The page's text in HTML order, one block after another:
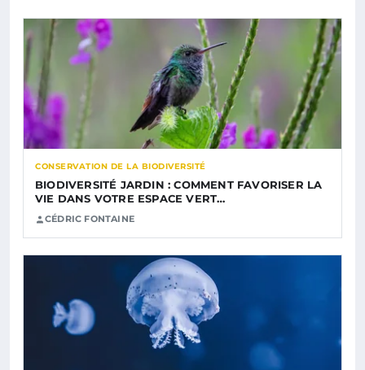
CONSERVATION DE LA BIODIVERSITÉ
BIODIVERSITÉ JARDIN : COMMENT FAVORISER LA
VIE DANS VOTRE ESPACE VERT…
CÉDRIC FONTAINE